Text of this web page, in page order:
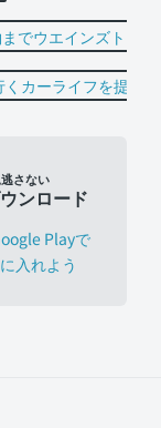
さない
ンロード